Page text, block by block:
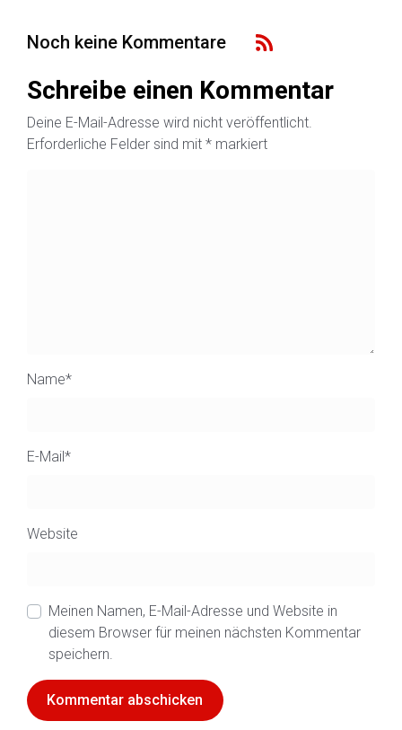
Noch keine Kommentare
Schreibe einen Kommentar
Deine E-Mail-Adresse wird nicht veröffentlicht.
Erforderliche Felder sind mit * markiert
Name*
E-Mail*
Website
Meinen Namen, E-Mail-Adresse und Website in
diesem Browser für meinen nächsten Kommentar
speichern.